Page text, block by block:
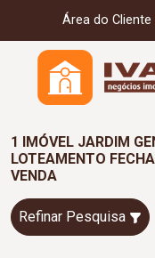
Área do Cliente
1 IMÓVEL JARDIM
LOTEAMENTO
VENDA
Refinar Pesquisa